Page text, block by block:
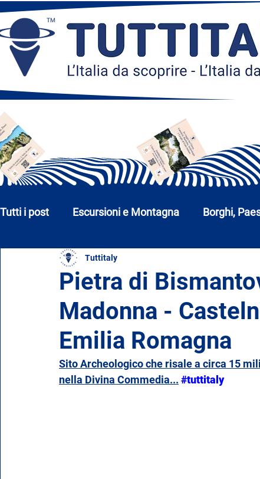
Tutti i post Escursioni e Montagna Borghi,
Chiese, Monumenti e Musei
Emilia Romagna Friuli-Venezia Giulia
Pietra di
Madonna -
Emilia Romagna
Tuttitaly
Sito Archeologico che risale a circa 15
nella Divina Commedia... #tuttitaly